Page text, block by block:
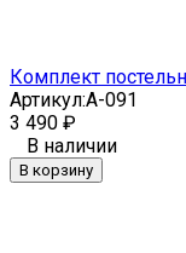
Комплект
Артикул:A-091
3 490 ₽
В наличии
В корзину